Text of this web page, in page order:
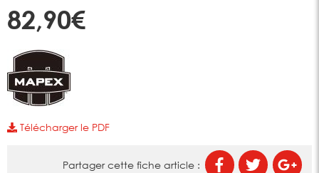
82,90€
Télécharger le PDF
Partager cette fiche article :